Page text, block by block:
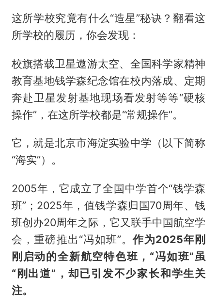
这所学校究竟有什么“造星”秘诀？翻看这
所学校的履历，你会发现：
校旗搭载卫星遨游太空、全国科学家精神
教育基地钱学森纪念馆在校内落成、定期
奔赴卫星发射基地现场看发射等等“硬核
操作”，在这所学校都是“常规操作”。
它，就是北京市海淀实验中学（以下简称
“海实”）。
2005年，它成立了全国中学首个“钱学森
班”；2025年，值钱学森归国70周年、钱
班创办20周年之际，它又联手中国航空学
会，重磅推出“冯如班”。作为2025年刚
刚启动的全新航空特色班，“冯如班”虽
“刚出道”，却已引发不少家长和学生关
注。